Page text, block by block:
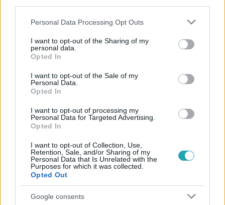
Please note that this website/app uses one or more Google
not limited to your visit or usage behaviour. You may click to
grant or deny consent to Google and its third-party tags to
use your data for below specified purposes in below Google
consent section.
Personal Data Processing Opt Outs
I want to opt-out of the Sharing of my
personal data.
Opted In
I want to opt-out of the Sale of my
Personal Data.
Opted In
I want to opt-out of processing my
Personal Data for Targeted Advertising.
Opted In
I want to opt-out of Collection, Use,
Retention, Sale, and/or Sharing of my
Personal Data that Is Unrelated with the
Purposes for which it was collected.
Opted Out
Google consents
Népszerű